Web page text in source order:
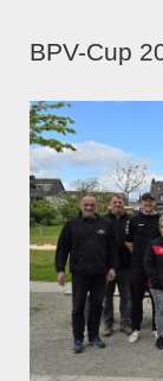
BPV-Cup